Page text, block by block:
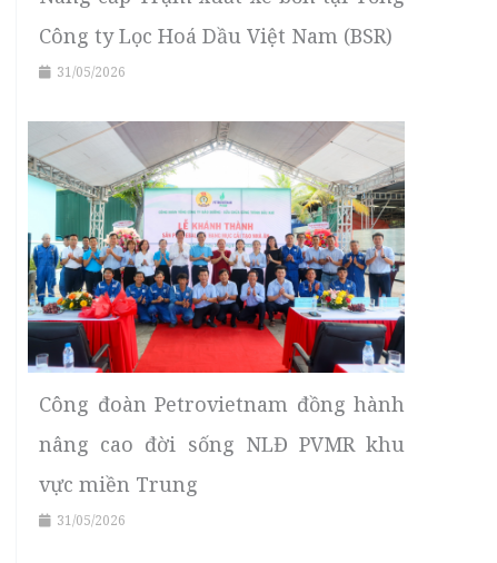
Công ty Lọc Hoá Dầu Việt Nam (BSR)
31/05/2026
Công đoàn Petrovietnam đồng hành
nâng cao đời sống NLĐ PVMR khu
vực miền Trung
31/05/2026